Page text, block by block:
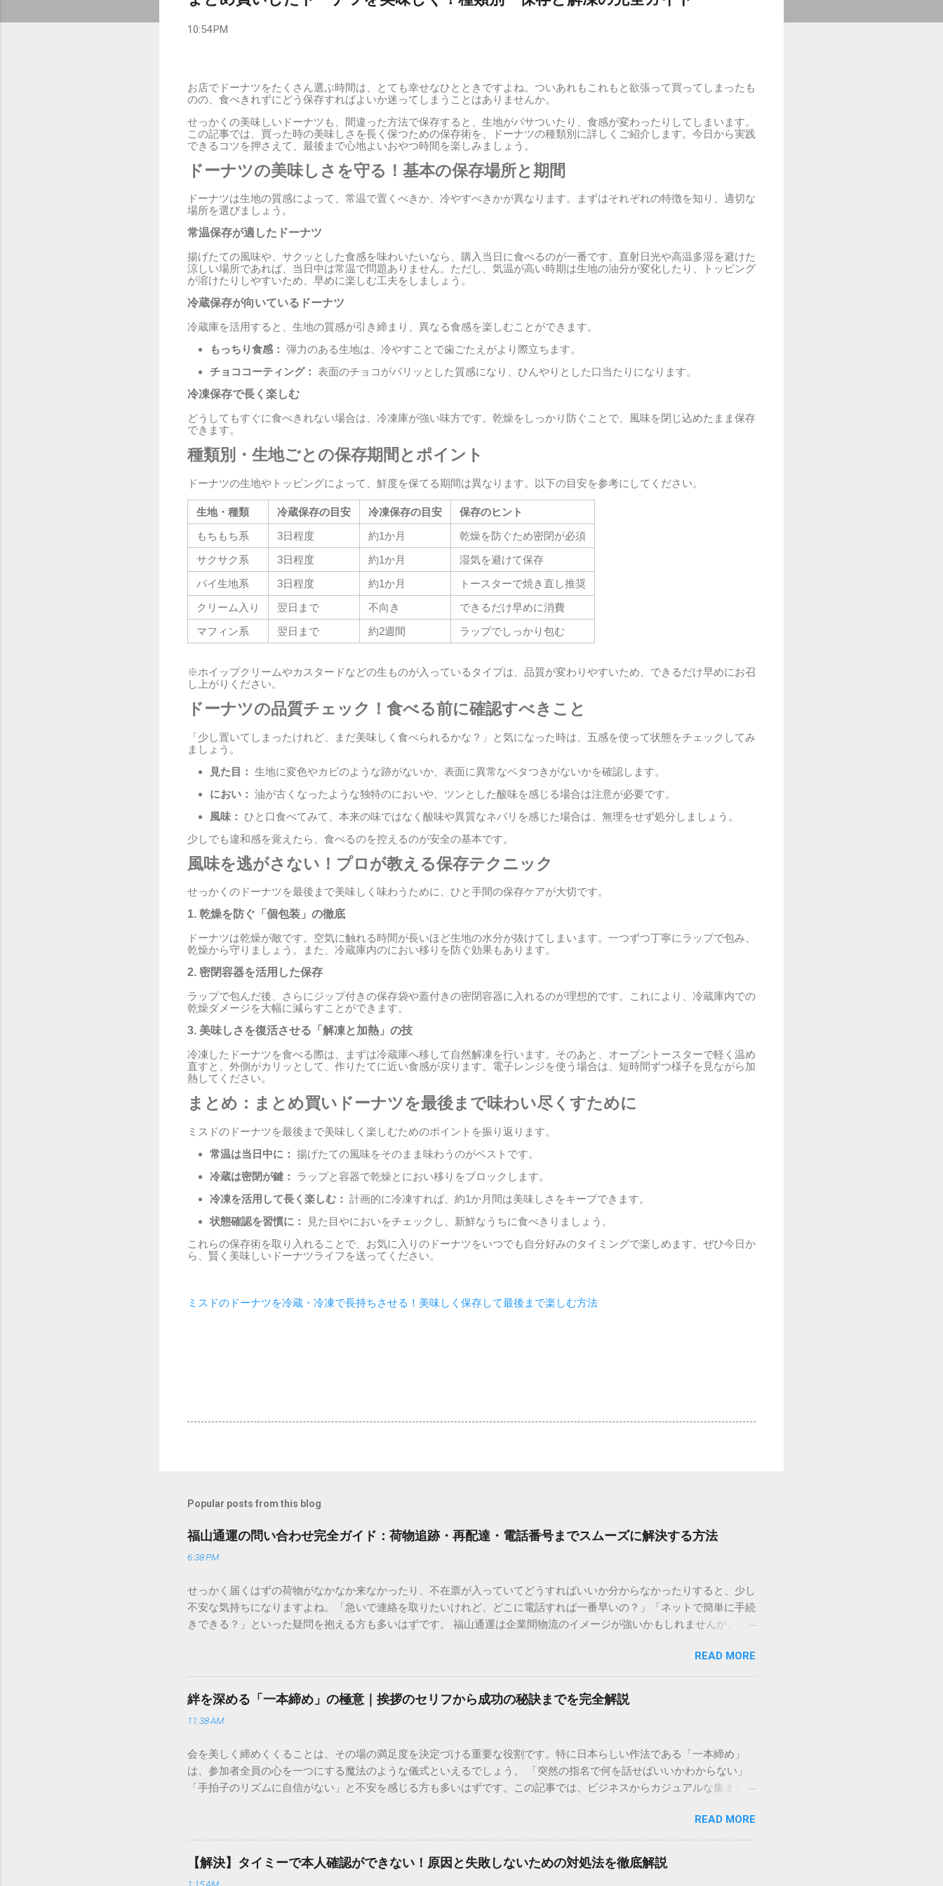
10:54 PM
お店でドーナツをたくさん選ぶ時間は、とても幸せなひとときですよね。ついあれもこれもと欲張って買ってしまったも
のの、食べきれずにどう保存すればよいか迷ってしまうことはありませんか。
せっかくの美味しいドーナツも、間違った方法で保存すると、生地がパサついたり、食感が変わったりしてしまいます。
この記事では、買った時の美味しさを長く保つための保存術を、ドーナツの種類別に詳しくご紹介します。今日から実践
できるコツを押さえて、最後まで心地よいおやつ時間を楽しみましょう。
ドーナツの美味しさを守る！基本の保存場所と期間
ドーナツは生地の質感によって、常温で置くべきか、冷やすべきかが異なります。まずはそれぞれの特徴を知り、適切な
場所を選びましょう。
常温保存が適したドーナツ
揚げたての風味や、サクッとした食感を味わいたいなら、購入当日に食べるのが一番です。直射日光や高温多湿を避けた
涼しい場所であれば、当日中は常温で問題ありません。ただし、気温が高い時期は生地の油分が変化したり、トッピング
が溶けたりしやすいため、早めに楽しむ工夫をしましょう。
冷蔵保存が向いているドーナツ
冷蔵庫を活用すると、生地の質感が引き締まり、異なる食感を楽しむことができます。
もっちり食感： 弾力のある生地は、冷やすことで歯ごたえがより際立ちます。
チョココーティング： 表面のチョコがパリッとした質感になり、ひんやりとした口当たりになります。
冷凍保存で長く楽しむ
どうしてもすぐに食べきれない場合は、冷凍庫が強い味方です。乾燥をしっかり防ぐことで、風味を閉じ込めたまま保存
できます。
種類別・生地ごとの保存期間とポイント
ドーナツの生地やトッピングによって、鮮度を保てる期間は異なります。以下の目安を参考にしてください。
生地・種類 冷蔵保存の目安 冷凍保存の目安
保存のヒント
もちもち系
3日程度 約1か月
乾燥を防ぐため密閉が必須
サクサク系
3日程度 約1か月
湿気を避けて保存
パイ生地系
3日程度 約1か月
トースターで焼き直し推奨
クリーム入り
翌日まで 不向き
できるだけ早めに消費
マフィン系
翌日まで 約2週間 ラップでしっかり包む
※ホイップクリームやカスタードなどの生ものが入っているタイプは、品質が変わりやすいため、できるだけ早めにお召
し上がりください。
ドーナツの品質チェック！食べる前に確認すべきこと
「少し置いてしまったけれど、まだ美味しく食べられるかな？」と気になった時は、五感を使って状態をチェックしてみ
ましょう。
見た目： 生地に変色やカビのような跡がないか、表面に異常なベタつきがないかを確認します。
におい： 油が古くなったような独特のにおいや、ツンとした酸味を感じる場合は注意が必要です。
風味： ひと口食べてみて、本来の味ではなく酸味や異質なネバリを感じた場合は、無理をせず処分しましょう。
少しでも違和感を覚えたら、食べるのを控えるのが安全の基本です。
風味を逃がさない！プロが教える保存テクニック
せっかくのドーナツを最後まで美味しく味わうために、ひと手間の保存ケアが大切です。
1. 乾燥を防ぐ「個包装」の徹底
ドーナツは乾燥が敵です。空気に触れる時間が長いほど生地の水分が抜けてしまいます。一つずつ丁寧にラップで包み、
乾燥から守りましょう。また、冷蔵庫内のにおい移りを防ぐ効果もあります。
2. 密閉容器を活用した保存
ラップで包んだ後、さらにジップ付きの保存袋や蓋付きの密閉容器に入れるのが理想的です。これにより、冷蔵庫内での
乾燥ダメージを大幅に減らすことができます。
3. 美味しさを復活させる「解凍と加熱」の技
冷凍したドーナツを食べる際は、まずは冷蔵庫へ移して自然解凍を行います。そのあと、オーブントースターで軽く温め
直すと、外側がカリッとして、作りたてに近い食感が戻ります。電子レンジを使う場合は、短時間ずつ様子を見ながら加
熱してください。
まとめ：まとめ買いドーナツを最後まで味わい尽くすために
ミスドのドーナツを最後まで美味しく楽しむためのポイントを振り返ります。
常温は当日中に： 揚げたての風味をそのまま味わうのがベストです。
冷蔵は密閉が鍵：
ラップと容器で乾燥とにおい移りをブロックします。
冷凍を活用して長く楽しむ： 計画的に冷凍すれば、約1か月間は美味しさをキープできます。
状態確認を習慣に：
見た目やにおいをチェックし、新鮮なうちに食べきりましょう。
これらの保存術を取り入れることで、お気に入りのドーナツをいつでも自分好みのタイミングで楽しめます。ぜひ今日か
ら、賢く美味しいドーナツライフを送ってください。
ミスドのドーナツを冷蔵・冷凍で長持ちさせる！美味しく保存して最後まで楽しむ方法
Popular posts from this blog
福山通運の問い合わせ完全ガイド：荷物追跡・再配達・電話番号までスムーズに解決する方法
6:38 PM
せっかく届くはずの荷物がなかなか来なかったり、不在票が入っていてどうすればいいか分からなかったりすると、少し
不安な気持ちになりますよね。「急いで連絡を取りたいけれど、どこに電話すれば一番早いの？」「ネットで簡単に手続
きできる？」といった疑問を抱える方も多いはずです。 福山通運は企業間物流のイメージが強いかもしれませんが、個
は、荷物の追跡確認から営業所への電話連絡、再配達の依頼手順まで、初めての方でも迷わずに解決できる方法を詳しく
解説します。 福山通運のサービスの特徴と強み 福山通運は日本全国に広範なネットワークを持つ大手運送会社です。特
に重量物や大型の荷物、そして企業間の輸送において圧倒的な実績を誇ります。 個人で利用する場合、他の宅配業者と
少し異なる点として「営業所ごとの対応が非常にきめ細かい」という特徴があります。地域に密着した各拠点が配送をコ
ントロールしているため、現場の状況に合わせた柔軟な相談がしやすいのがメリットです。まずは、今抱えている悩みが
わせの電話をかける前に、まずは「お荷物配達状況照会」を確認するのが最も効率的です。現在の荷物がいったいどこに
あるのか、いつ届く予定なのかは、お手元の番号一つで判明します。 伝票番号（お問い合わせ番号）を準備する : 送り状
（伝票）の控えに記載されている、数字の並びを確認してください。これが荷物の識別番号になります。 確認できる内
テータス。 メリット : 24時間いつでも自分のペースで確認できるため、電話がつながるのを待つ必要がありません。 ス
マートフォンやパソコンでの操作 : 専用の入力フォームに番号を記載するだけで、リアルタイムの状況が表示されます。
もしステータスが「持戻（不在）」になっていれば、そのままスムーズに次の手続きへ移ることも可能です。 2. 電話で
READ MORE
絆を深める「一本締め」の極意｜挨拶のセリフから成功の秘訣までを完全解説
11:38 AM
会を美しく締めくくることは、その場の満足度を決定づける重要な役割です。特に日本らしい作法である「一本締め」
は、参加者全員の心を一つにする魔法のような儀式といえるでしょう。 「突然の指名で何を話せばいいかわからない」
「手拍子のリズムに自信がない」と不安を感じる方も多いはずです。この記事では、ビジネスからカジュアルな集まりま
解説します。 一本締めとは？その本質と効果 一本締めは、単に手を叩いて終わらせる作業ではありません。その時間、
その場所で共有した喜びや感謝を、全員の手拍子という形にして刻み込む伝統的な儀礼です。 一本締めがもたらすポジ
ティブな効果 一体感の創出 参加者全員が一斉に同じリズムを刻むことで、集団としての連帯感が生まれます。 心地よい
終幕 「ここで終わり」という合図が明確になるため、参加者は余韻を大切にしながら、すっきりと解散することができ
READ MORE
【解決】タイミーで本人確認ができない！原因と失敗しないための対処法を徹底解説
1:15 AM